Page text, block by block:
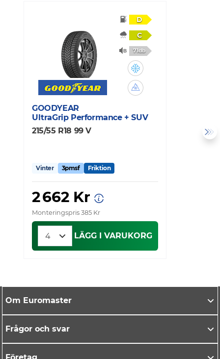
D
C
71db
GOODYEAR
UltraGrip Performance + SUV
215/55 R18 99 V
Vinter 3pmsf Friktion
2 662 Kr
Monteringspris 385 Kr
LÄGG I VARUKORG
Om Euromaster
Frågor och svar